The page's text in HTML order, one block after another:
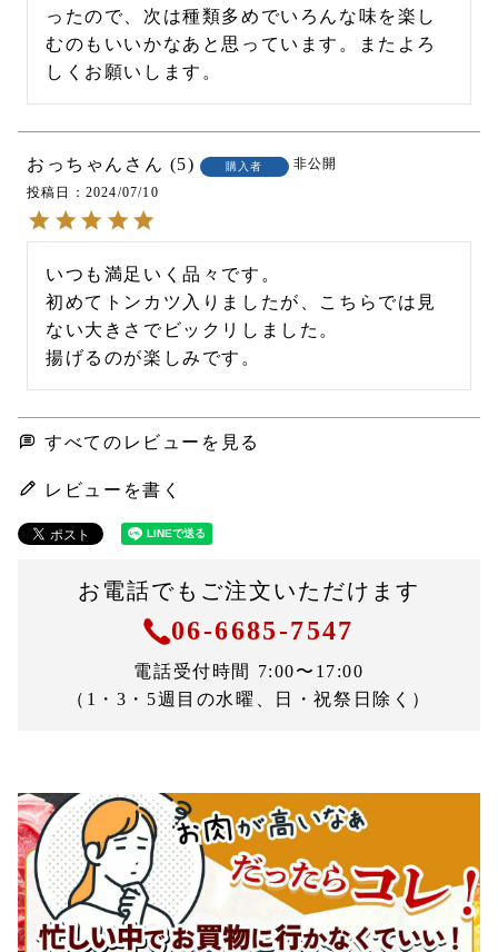
ったので、次は種類多めでいろんな味を楽し
むのもいいかなあと思っています。またよろ
おっちゃん 5 購入者
非公開
投稿日
2024/07/10
いつも満足いく品々です。
初めてトンカツ入りましたが、こちらでは見
ない大きさでビックリしました。
揚げるのが楽しみです。
すべてのレビューを見る
レビューを書く
お電話でもご注文いただけます
06-6685-7547
電話受付時間 7:00〜17:00
（1・3・5週目の水曜、日・祝祭日除く）